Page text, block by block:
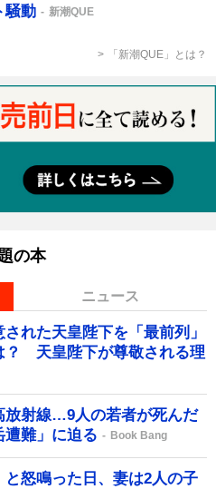
騒動
新潮QUE
「新潮QUE」とは？
の本
ニュース
れた天皇陛下を「最前列」
？ 天皇陛下が尊敬される理
放射線…9人の若者が死んだ
遭難」に迫る
Book Bang
と怒鳴った日、妻は2人の子